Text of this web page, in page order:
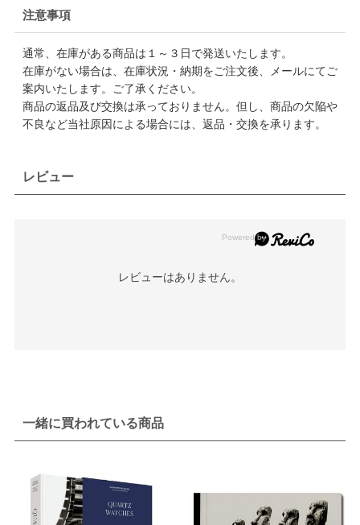
注意事項
通常、在庫がある商品は１～３日で発送いたします。
在庫がない場合は、在庫状況・納期をご注文後、メールにてご
案内いたします。ご了承ください。
商品の返品及び交換は承っておりません。但し、商品の欠陥や
不良など当社原因による場合には、返品・交換を承ります。
レビュー
レビューはありません。
一緒に買われている商品